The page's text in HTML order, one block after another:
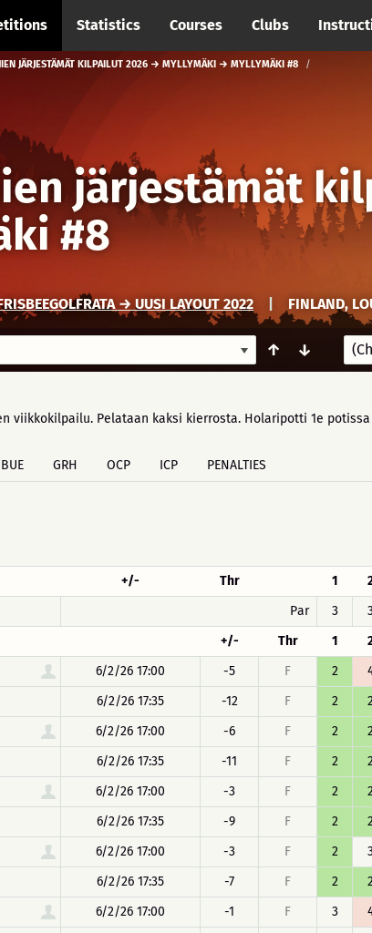
Statistics Courses Clubs
JÄRJESTÄMÄT KILPAILUT 2026 → MYLLYMÄKI → MYLLYMÄKI #8
järjestämät
#8
→ UUSI LAYOUT 2022 FINLAND,
↑ ↓
viikkokilpailu. Pelataan kaksi kierrosta. Holaripotti 1e
BUE GRH OCP ICP PENALTIES
+/- Thr 1
Par
3
+/- Thr 1
6/2/26 17:00 -5 F 2
6/2/26 17:35
-12 F 2
6/2/26 17:00 -6 F 2
6/2/26 17:35
-11 F 2
6/2/26 17:00 -3 F 2
6/2/26 17:35
-9 F 2
6/2/26 17:00 -3 F 2
6/2/26 17:35
-7 F 2
6/2/26 17:00 -1 F 3